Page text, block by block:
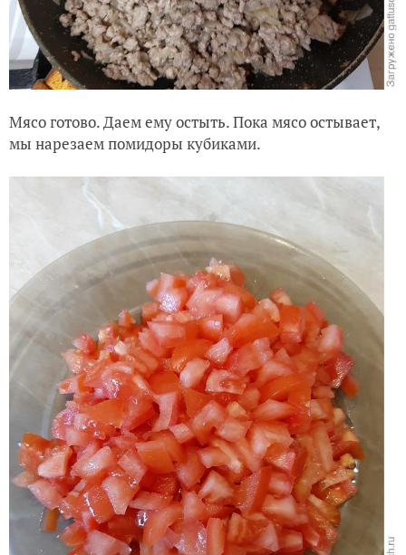
Мясо готово. Даем ему остыть. Пока мясо остывает,
мы нарезаем помидоры кубиками.